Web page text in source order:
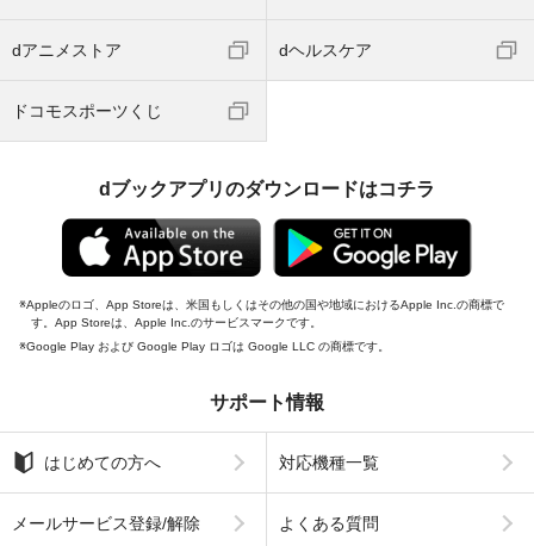
dアニメストア dヘルスケア
ドコモスポーツくじ
dブックアプリのダウンロードはコチラ
Appleのロゴ、App Storeは、米国もしくはその他の国や地域におけるApple Inc.の商標で
す。App Storeは、Apple Inc.のサービスマークです。
Google Play および Google Play ロゴは Google LLC の商標です。
サポート情報
はじめての方へ 対応機種一覧
メールサービス登録/解除 よくある質問